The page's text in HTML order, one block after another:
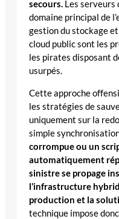
secours. Les serveurs
domaine principal de
gestion du stockage
cloud public sont les
les pirates disposant
usurpés.
Cette approche
les stratégies de
uniquement sur la
simple
corrompue ou un
automatiquement
sinistre se propage
l’infrastructure
production et la
technique impose